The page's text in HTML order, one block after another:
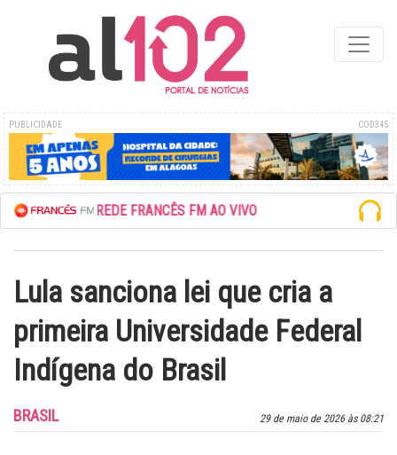
PUBLICIDADE COD345
ESCUTE A REDE FRANCÊS FM AO VIVO
Lula sanciona lei que cria a
primeira Universidade Federal
Indígena do Brasil
29 de maio de 2026 às 08:21
BRASIL